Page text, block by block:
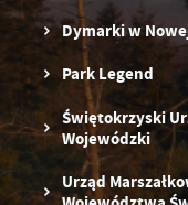
Dymarki w
Park Legend
Świętokrzyski
Wojewódzki
Urząd